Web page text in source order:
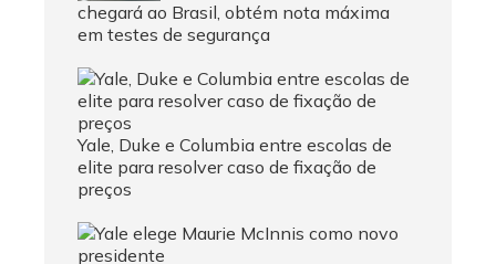
chegará ao Brasil, obtém nota máxima
em testes de segurança
Yale, Duke e Columbia entre escolas de
elite para resolver caso de fixação de
preços